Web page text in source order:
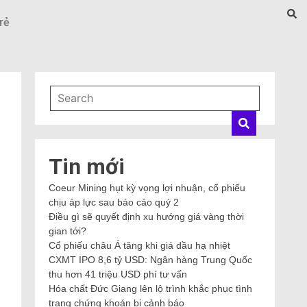
Tin mới
Coeur Mining hụt kỳ vọng lợi nhuận, cổ phiếu
chịu áp lực sau báo cáo quý 2
Điều gì sẽ quyết định xu hướng giá vàng thời
gian tới?
Cổ phiếu châu Á tăng khi giá dầu hạ nhiệt
CXMT IPO 8,6 tỷ USD: Ngân hàng Trung Quốc
thu hơn 41 triệu USD phí tư vấn
Hóa chất Đức Giang lên lộ trình khắc phục tình
trạng chứng khoán bị cảnh báo